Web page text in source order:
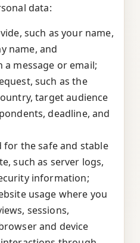
data:
such as your name,
name, and
message or email;
such as the
target audience
deadline, and
the safe and stable
such as server logs,
information;
usage where you
sessions,
and device